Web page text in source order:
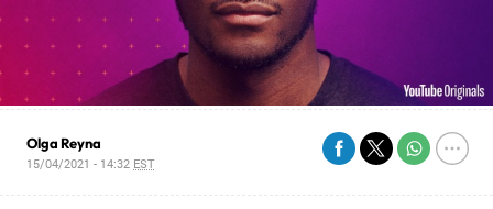
Olga Reyna
15/04/2021 - 14:32 EST